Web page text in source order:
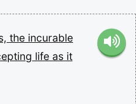
the incurable
life as it